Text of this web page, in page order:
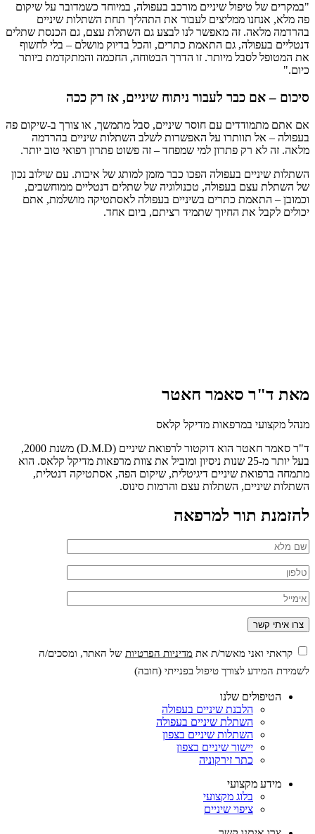
"במקרים של טיפול שיניים מורכב בעפולה, במיוחד כשמדובר על שיקום
פה מלא, אנחנו ממליצים לעבור את התהליך תחת השתלות שיניים
בהרדמה מלאה. זה מאפשר לנו לבצע גם השתלת עצם, גם הכנסת שתלים
דנטליים בעפולה, גם התאמת כתרים, והכל בדיוק מושלם – בלי לחשוף
את המטופל לסבל מיותר. זו הדרך הבטוחה, החכמה והמתקדמת ביותר
כיום."
סיכום – אם כבר לעבור ניתוח שיניים, אז רק ככה
אם אתם מתמודדים עם חוסר שיניים, סבל מתמשך, או צורך ב-שיקום פה
בעפולה – אל תוותרו על האפשרות לשלב השתלות שיניים בהרדמה
מלאה. זה לא רק פתרון למי שמפחד – זה פשוט פתרון רפואי טוב יותר.
השתלות שיניים בעפולה הפכו כבר מזמן למותג של איכות. עם שילוב נכון
של השתלת עצם בעפולה, טכנולוגיה של שתלים דנטליים ממוחשבים,
וכמובן – התאמת כתרים בשיניים בעפולה לאסתטיקה מושלמת, אתם
יכולים לקבל את החיוך שתמיד רציתם, ביום אחד.
מאת ד"ר סאמר חאטר
מנהל מקצועי במרפאות מדיקל קלאס
ד"ר סאמר חאטר הוא דוקטור לרפואת שיניים (D.M.D) משנת 2000,
בעל יותר מ-25 שנות ניסיון ומוביל את צוות מרפאות מדיקל קלאס. הוא
מתמחה ברפואת שיניים דיגיטלית, שיקום הפה, אסתטיקה דנטלית,
השתלות שיניים, השתלות עצם והרמות סינוס.
להזמנת תור למרפאה
קראתי ואני מאשר/ת את מדיניות הפרטיות של האתר, ומסכים/ה
לשמירת המידע לצורך טיפול בפנייתי (חובה)
הטיפולים שלנו
הלבנת שיניים בעפולה
השתלת שיניים בעפולה
השתלות שיניים בצפון
יישור שיניים בצפון
כתר זירקוניה
מידע מקצועי
בלוג מקצועי
ציפוי שיניים